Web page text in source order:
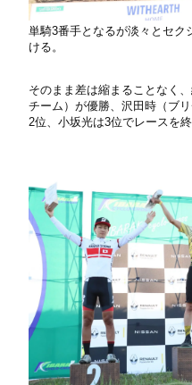
単騎3番手となるが淡々とセク
ける。
そのまま差は縮まることなく
チーム）が優勝、沢田時（ブ
2位、小坂光は3位でレースを終